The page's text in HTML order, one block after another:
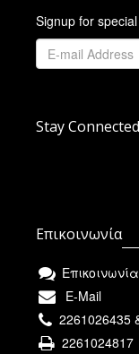
Signup for
Stay Connected
Επικοινωνία
Επικοινωνία
E-Mail
2261026435
2261024817